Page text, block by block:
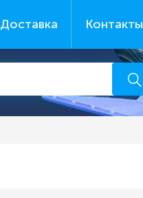
Доставка Контакты